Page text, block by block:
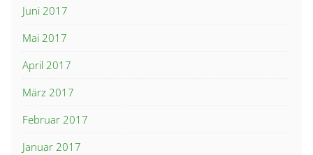
Juni 2017
Mai 2017
April 2017
März 2017
Februar 2017
Januar 2017